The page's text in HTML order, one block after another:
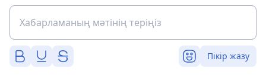
Пікір жазу